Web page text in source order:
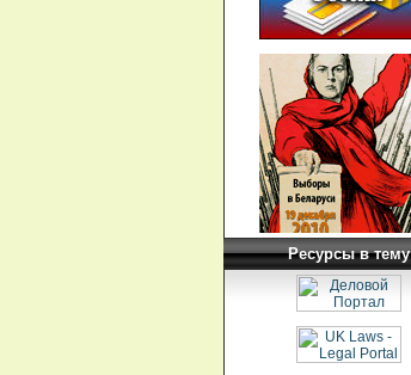
Ресурсы в тему